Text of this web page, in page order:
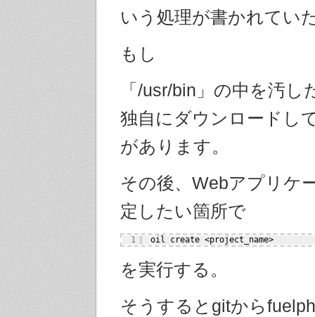
いう処理が書かれてい
もし
「/usr/bin」の中を汚し
独自にダウンロードし
があります。
その後、Webアプリケ
定したい箇所で
1 oil create <project_name>
を実行する。
そうするとgitから